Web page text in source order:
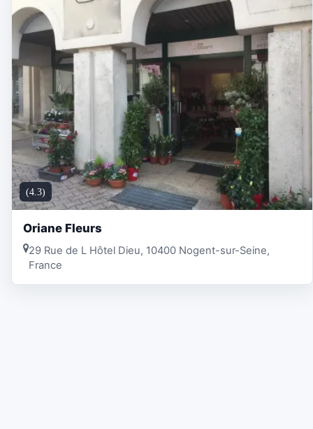
(4.3)
Oriane Fleurs
29 Rue de L Hôtel Dieu, 10400 Nogent-sur-Seine,
France